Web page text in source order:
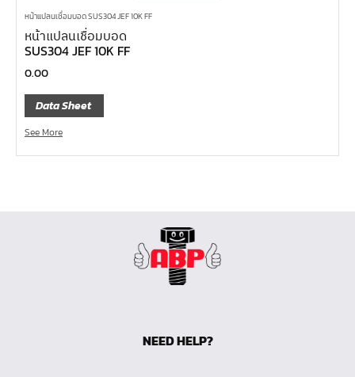
หน้าแปลนเชื่อม SUS304 JEF 10K FF
หน้าแปลนเชื่อม SUS304 JEF 5K FF
หน้าแปลนเชื่อม SUS304 JEF 150P RF
หน้าแปลนเหล็กเกลียวใน JEF PN40
หน้าแปลนเหล็กเกลียวใน JEF PN16
หน้าแปลนเหล็กคอสูง JEF WNRF 300P
หน้าแปลนเหล็กคอสูง JEF WNRF PN40
หน้าแปลนเหล็กบอด JEF 10K FF ชุบกัลวาไนซ์
หน้าแปลนเชื่อมบอด SUS304 JEF 10K FF
หน้าแปลนเชื่อมบอด
SUS304 JEF 10K FF
0.00
Data Sheet
See More
NEED HELP?